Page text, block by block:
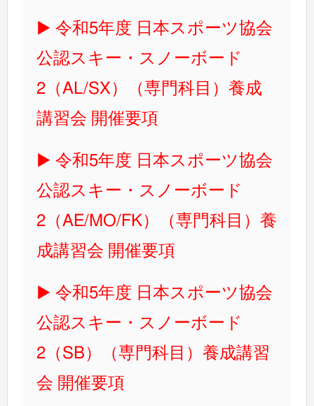
令和5年度 日本スポーツ協会
公認スキー・スノーボード
2（AL/SX）（専門科目）養成
講習会 開催要項
令和5年度 日本スポーツ協会
公認スキー・スノーボード
2（AE/MO/FK）（専門科目）養
成講習会 開催要項
令和5年度 日本スポーツ協会
公認スキー・スノーボード
2（SB）（専門科目）養成講習
会 開催要項